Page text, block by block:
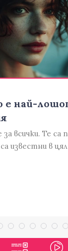
най-
всички. Те са
известни в